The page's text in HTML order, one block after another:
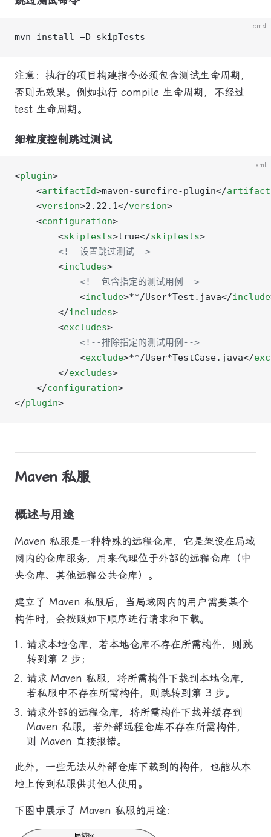
cmd
mvn install –D skipTests
注意：执行的项目构建指令必须包含测试生命周期，
否则无效果。例如执行 compile 生命周期，不经过
test 生命周期。
细粒度控制跳过测试
xml
<plugin>
    <
artifactId>maven-surefire-plugin</
    <
version>2.22.1</version>
    <
configuration>
        <
skipTests>true</skipTests>
        <!--设置跳过测试-->
        <
includes>
            <!--包含指定的测试用例-->
            <
include>**/User*Test.java</include
        </
includes>
        <
excludes>
            <!--排除指定的测试用例-->
            <
exclude>**/User*TestCase.java</
        </
excludes>
    </
configuration>
</plugin>
Maven 私服
概述与用途
Maven 私服是一种特殊的远程仓库，它是架设在局域
网内的仓库服务，用来代理位于外部的远程仓库（中
央仓库、其他远程公共仓库）。
建立了 Maven 私服后，当局域网内的用户需要某个
构件时，会按照如下顺序进行请求和下载。
请求本地仓库，若本地仓库不存在所需构件，则跳
转到第 2 步；
请求 Maven 私服，将所需构件下载到本地仓库，
若私服中不存在所需构件，则跳转到第 3 步。
请求外部的远程仓库，将所需构件下载并缓存到
Maven 私服，若外部远程仓库不存在所需构件，
则 Maven 直接报错。
此外，一些无法从外部仓库下载到的构件，也能从本
地上传到私服供其他人使用。
下图中展示了 Maven 私服的用途：